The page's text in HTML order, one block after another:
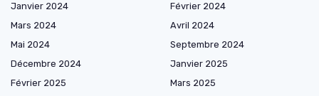
Janvier 2024
Février 2024
Mars 2024
Avril 2024
Mai 2024
Septembre 2024
Décembre 2024
Janvier 2025
Février 2025
Mars 2025